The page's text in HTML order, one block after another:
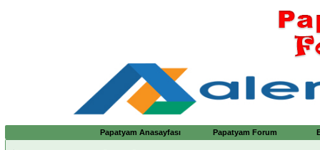
Papatyam Anasayfası Papatyam Forum